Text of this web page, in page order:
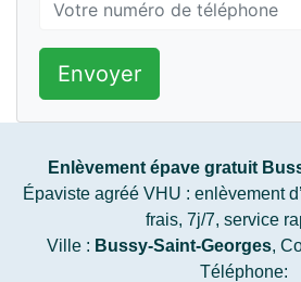
Envoyer
Enlèvement épave gratuit
Épaviste agréé VHU : enlèvement
frais, 7j/7, service
Ville : Bussy-Saint-Georges,
Téléphone: